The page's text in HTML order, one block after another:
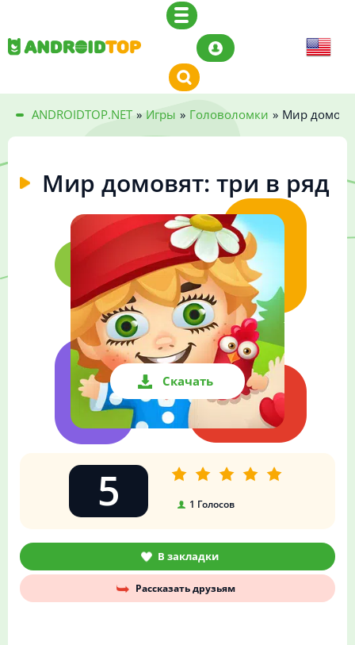
ANDROIDTOP.NET » Игры » Головоломки » Мир
Мир домовят: три в ряд
Скачать
5 1 Голосов
В закладки
Рассказать друзьям